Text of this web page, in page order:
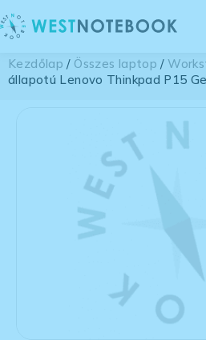
Kezdőlap / Összes laptop /
állapotú Lenovo Thinkpad P15